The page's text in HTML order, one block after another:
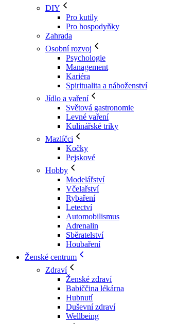
DIY
Pro kutily
Pro hospodyňky
Zahrada
Osobní rozvoj
Psychologie
Management
Kariéra
Spiritualita a náboženství
Jídlo a vaření
Světová gastronomie
Levné vaření
Kulinářské triky
Mazlíčci
Kočky
Pejskové
Hobby
Modelářství
Včelařství
Rybaření
Letectví
Automobilismus
Adrenalin
Sběratelství
Houbaření
Ženské centrum
Zdraví
Ženské zdraví
Babiččina lékárna
Hubnutí
Duševní zdraví
Wellbeing